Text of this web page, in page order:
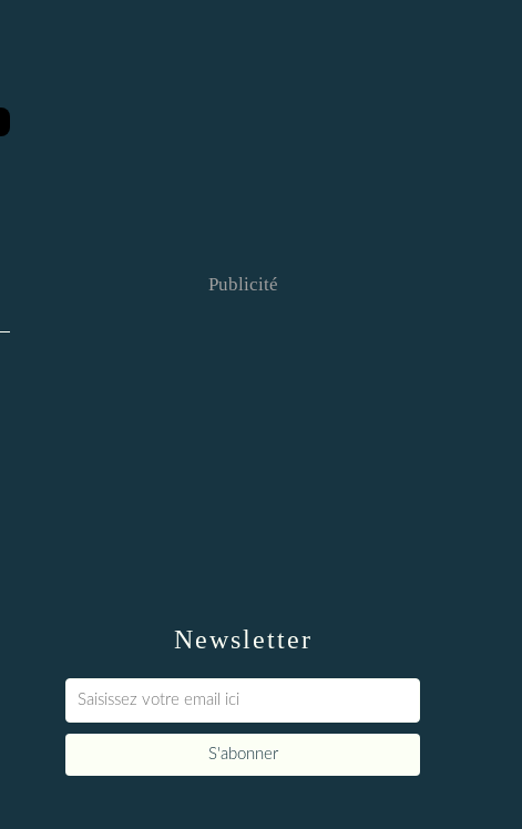
Newsletter
Publicité